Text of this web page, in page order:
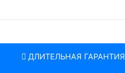
ДЛИТЕЛЬНАЯ ГАРАНТИЯ